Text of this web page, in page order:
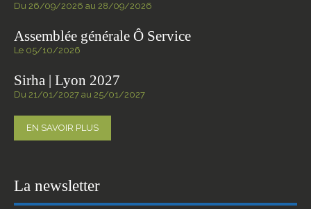
Du 26/09/2026 au 28/09/2026
Assemblée générale Ô Service
Le 05/10/2026
Sirha | Lyon 2027
Du 21/01/2027 au 25/01/2027
EN SAVOIR PLUS
La newsletter